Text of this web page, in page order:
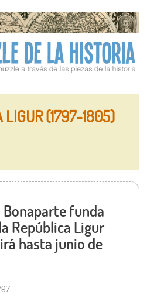
LIGUR (1797-1805)
Bonaparte funda
República Ligur
hasta junio de